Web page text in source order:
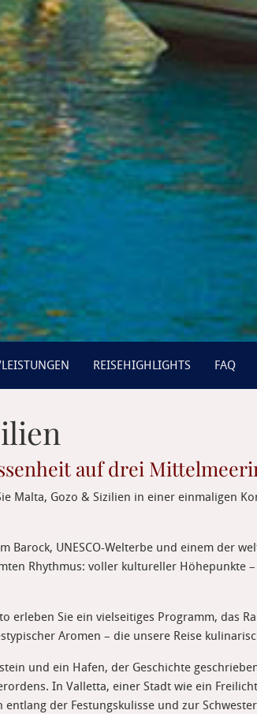
REISEHIGHLIGHTS FAQ
auf drei
Malta, Gozo & Sizilien in einer einmaligen
Barock, UNESCO-Welterbe und einem der
Rhythmus: voller kultureller Höhepunkte
erleben Sie ein vielseitiges Programm, das
Aromen – die unsere Reise
und ein Hafen, der Geschichte
In Valletta, einer Stadt wie ein
der Festungskulisse und zur